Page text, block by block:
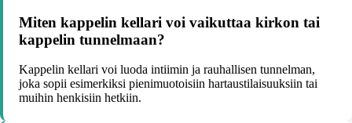
Miten kappelin kellari voi vaikuttaa kirkon tai
kappelin tunnelmaan?
Kappelin kellari voi luoda intiimin ja rauhallisen tunnelman,
joka sopii esimerkiksi pienimuotoisiin hartaustilaisuuksiin tai
muihin henkisiin hetkiin.